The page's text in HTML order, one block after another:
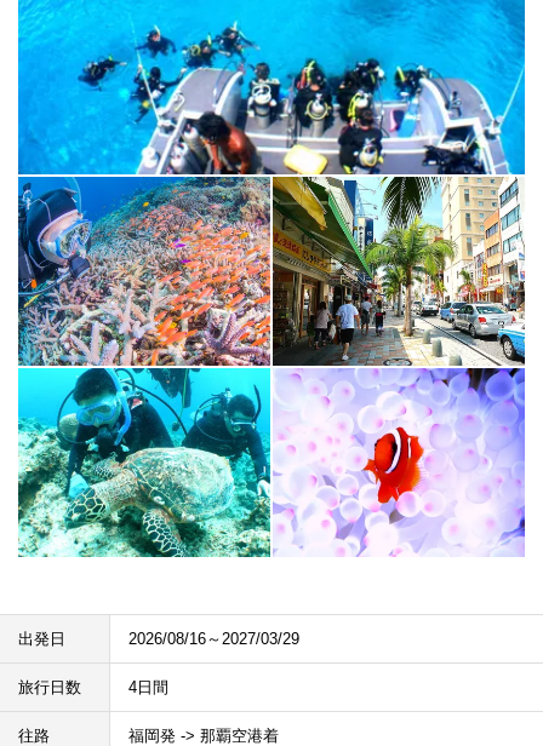
出発日 2026/08/16～2027/03/29
旅行日数 4日間
往路 福岡発 -> 那覇空港着